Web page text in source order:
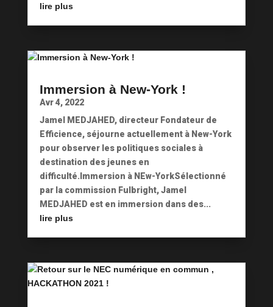
lire plus
Immersion à New-York !
Avr 4, 2022
Jamel MEDJAHED, directeur Fondateur de
Efficience, séjourne actuellement à New-York
pour observer les politiques sociales à
destination des jeunes en
difficulté.Immersion à NEw-YorkSélectionné
par la commission Fulbright, Jamel
MEDJAHED est en immersion dans des...
lire plus